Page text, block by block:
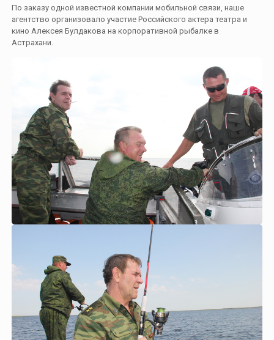
По заказу одной известной компании мобильной связи, наше
агентство организовало участие Российского актера театра и
кино Алексея Булдакова на корпоративной рыбалке в
Астрахани.